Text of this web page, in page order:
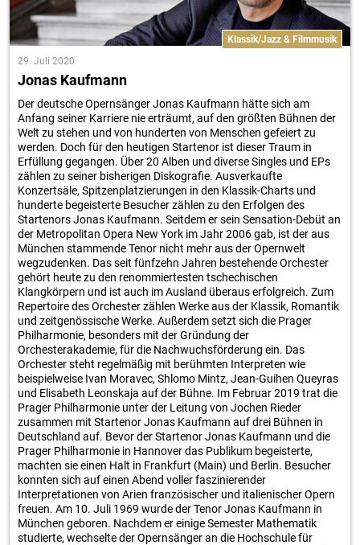
Klassik/Jazz & Filmmusik
29. Juli 2020
Jonas Kaufmann
Der deutsche Opernsänger Jonas Kaufmann hätte sich am
Anfang seiner Karriere nie erträumt, auf den größten Bühnen der
Welt zu stehen und von hunderten von Menschen gefeiert zu
werden. Doch für den heutigen Startenor ist dieser Traum in
Erfüllung gegangen. Über 20 Alben und diverse Singles und EPs
zählen zu seiner bisherigen Diskografie. Ausverkaufte
Konzertsäle, Spitzenplatzierungen in den Klassik-Charts und
hunderte begeisterte Besucher zählen zu den Erfolgen des
Startenors Jonas Kaufmann. Seitdem er sein Sensation-Debüt an
der Metropolitan Opera New York im Jahr 2006 gab, ist der aus
München stammende Tenor nicht mehr aus der Opernwelt
wegzudenken. Das seit fünfzehn Jahren bestehende Orchester
gehört heute zu den renommiertesten tschechischen
Klangkörpern und ist auch im Ausland überaus erfolgreich. Zum
Repertoire des Orchester zählen Werke aus der Klassik, Romantik
und zeitgenössische Werke. Außerdem setzt sich die Prager
Philharmonie, besonders mit der Gründung der
Orchesterakademie, für die Nachwuchsförderung ein. Das
Orchester steht regelmäßig mit berühmten Interpreten wie
beispielweise Ivan Moravec, Shlomo Mintz, Jean-Guihen Queyras
und Elisabeth Leonskaja auf der Bühne. Im Februar 2019 trat die
Prager Philharmonie unter der Leitung von Jochen Rieder
zusammen mit Startenor Jonas Kaufmann auf drei Bühnen in
Deutschland auf. Bevor der Startenor Jonas Kaufmann und die
Prager Philharmonie in Hannover das Publikum begeisterte,
machten sie einen Halt in Frankfurt (Main) und Berlin. Besucher
konnten sich auf einen Abend voller faszinierender
Interpretationen von Arien französischer und italienischer Opern
freuen. Am 10. Juli 1969 wurde der Tenor Jonas Kaufmann in
München geboren. Nachdem er einige Semester Mathematik
studierte, wechselte der Opernsänger an die Hochschule für